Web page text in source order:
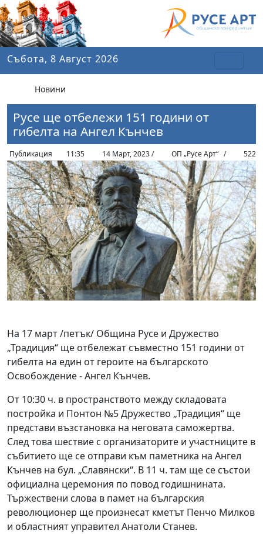
Събота, 8 Август 2026
Новини
Русе ще отбележи 151 години от
гибелта на Ангел Кънчев
Публикация 11:35 14 Март, 2023 / ОП „Русе Арт“ / 522
На 17 март /петък/ Община Русе и Дружество
„Традиция“ ще отбележат съвместно 151 години от
гибелта на един от героите на българското
Освобождение - Ангел Кънчев.
От 10:30 ч. в пространството между складовата
постройка и Понтон №5 Дружество „Традиция“ ще
представи възстановка на неговата саможертва.
След това шествие с организаторите и участниците в
събитието ще се отправи към паметника на Ангел
Кънчев на бул. „Славянски“. В 11 ч. там ще се състои
официална церемония по повод годишнината.
Тържествени слова в памет на българския
революционер ще произнесат кметът Пенчо Милков
и областният управител Анатоли Станев.